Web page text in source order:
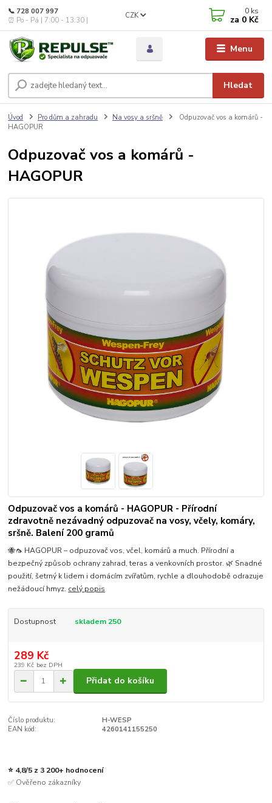
Menu
CZK
Hledat
📞 728 007 997
⏰ Po - Pá | 7:00 - 13:30 |
0 ks
za 0 Kč
Úvod Pro dům a zahradu Na vosy a sršně
Odpuzovač vos a komárů -
HAGOPUR
Odpuzovač vos a komárů -
HAGOPUR
Odpuzovač vos a komárů - HAGOPUR - Přírodní
zdravotně nezávadný odpuzovač na vosy, včely, komáry,
sršně. Balení 200 gramů
🐝🦟 HAGOPUR – odpuzovač vos, včel, komárů a much. Přírodní a
bezpečný způsob ochrany zahrad, teras a venkovních prostor. 🌿 Snadné
použití, šetrný k lidem i domácím zvířatům, rychle a dlouhodobě odrazuje
nežádoucí hmyz. celý popis
Dostupnost skladem 250
289 Kč
239 Kč bez DPH
Přidat do košíku
Číslo produktu:
H-WESP
EAN kód:
4260141155250
⭐ 4,8/5 z 3 200+ hodnocení
✅ Ověřeno zákazníky